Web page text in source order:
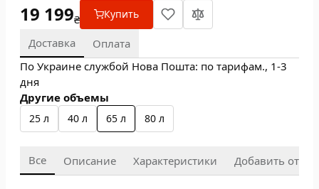
19 199₴ Купить
Доставка
Оплата
По Украине службой Нова Пошта: по тарифам., 1-3
дня
Другие объемы
25 л 40 л 65 л 80 л
Все Описание Характеристики Добавить отзыв